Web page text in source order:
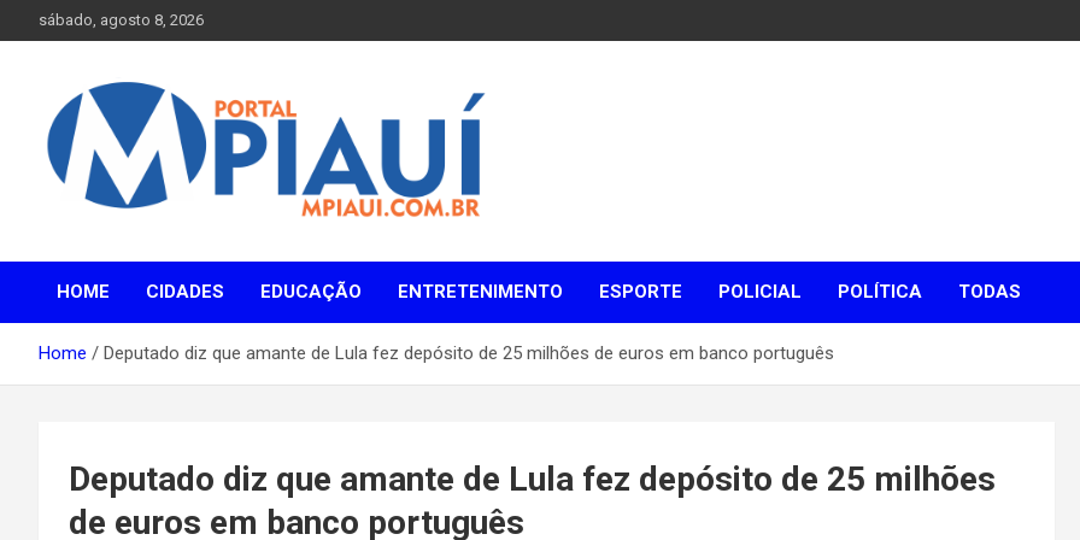
to
sábado, agosto 8, 2026
Portal MPiauí
Parnaíba
HOME
CIDADES EDUCAÇÃO ENTRETENIMENTO ESPORTE POLICIAL POLÍTICA TODAS
Home Deputado diz que amante de Lula fez depósito de 25 milhões de euros em banco português
Deputado diz que amante de Lula fez depósito de 25 milhões
de euros em banco português